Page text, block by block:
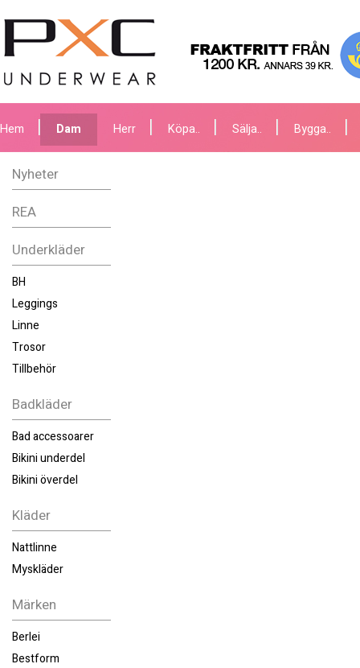
Hem Dam Herr Köpa.. Sälja.. Bygga..
Nyheter
REA
Underkläder
BH
Leggings
Linne
Trosor
Tillbehör
Badkläder
Bad accessoarer
Bikini underdel
Bikini överdel
Kläder
Nattlinne
Myskläder
Märken
Berlei
Bestform